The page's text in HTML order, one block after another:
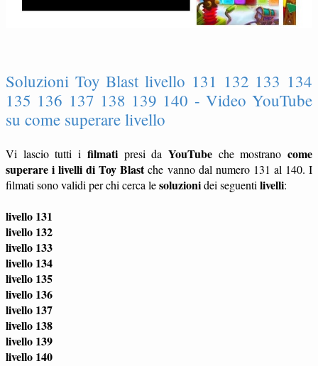
Soluzioni Toy Blast livello 131 132 133 134
135 136 137 138 139 140 - Video YouTube
su come superare livello
Vi lascio tutti i filmatipresi da YouTubeche mostranocome
superare i livelli di Toy Blastche vanno dal numero 131 al 140. I
filmati sono validi per chi cerca lesoluzionidei seguenti livelli:
livello 131
livello 132
livello 133
livello 134
livello 135
livello 136
livello 137
livello 138
livello 139
livello 140